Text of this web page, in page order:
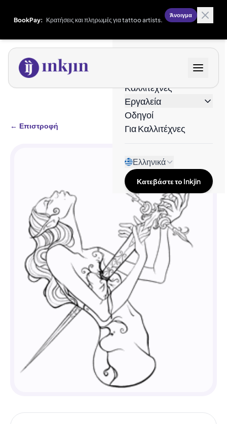
BookPay: Κρατήσεις και πληρωμές για tattoo artists.
Άνοιγμα
Καλλιτέχνες
Εργαλεία
Οδηγοί
Για Καλλιτέχνες
Ελληνικά
Κατεβάστε το Inkjin
← Επιστροφή